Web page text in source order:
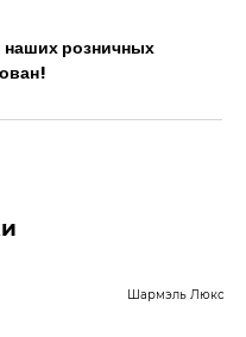
наших розничных
Шармэль Люкс